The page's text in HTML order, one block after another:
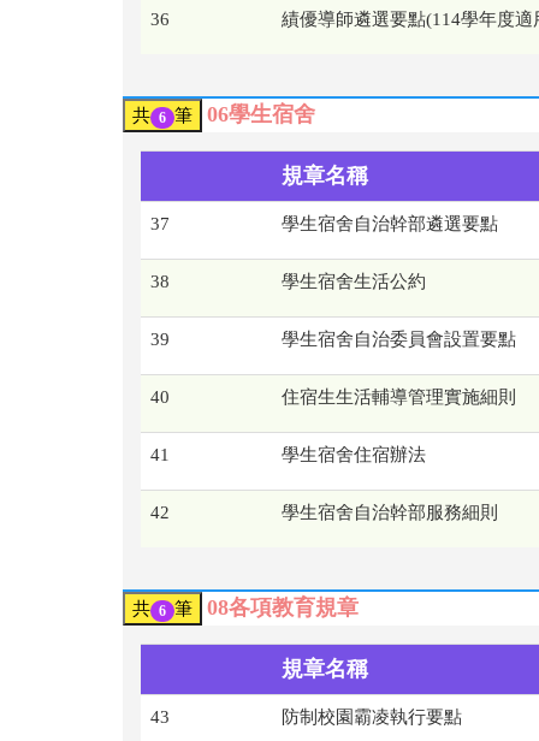
36 績優導師遴選要點(114學年度適
共 6 筆 06學生宿舍
規章名稱
37 學生宿舍自治幹部遴選要點
38 學生宿舍生活公約
39 學生宿舍自治委員會設置要點
40 住宿生生活輔導管理實施細則
41 學生宿舍住宿辦法
42 學生宿舍自治幹部服務細則
共 6 筆 08各項教育規章
規章名稱
43 防制校園霸凌執行要點